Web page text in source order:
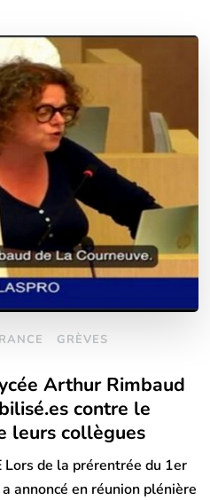
GRÈVES
Arthur Rimbaud
contre le
leurs collègues
Lors de la prérentrée du 1er
annoncé en réunion plénière